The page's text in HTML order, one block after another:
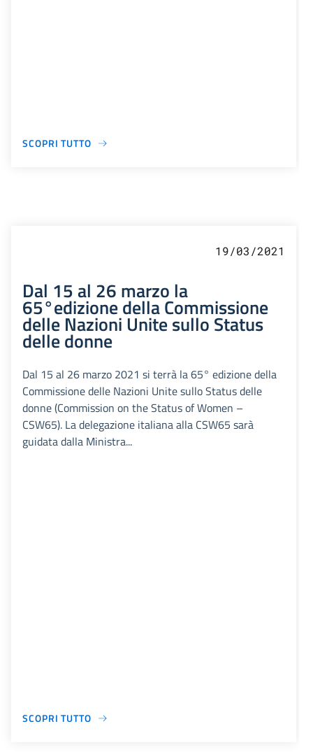
SCOPRI TUTTO
19/03/2021
Dal 15 al 26 marzo la
65°edizione della Commissione
delle Nazioni Unite sullo Status
delle donne
Dal 15 al 26 marzo 2021 si terrà la 65° edizione della
Commissione delle Nazioni Unite sullo Status delle
donne (Commission on the Status of Women –
CSW65). La delegazione italiana alla CSW65 sarà
guidata dalla Ministra...
SCOPRI TUTTO